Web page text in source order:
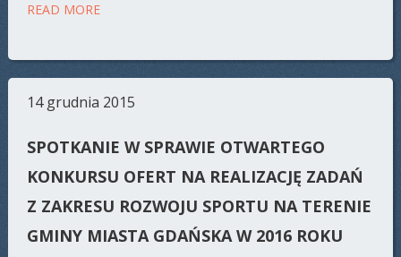
READ MORE
14 grudnia 2015
SPOTKANIE W SPRAWIE OTWARTEGO
KONKURSU OFERT NA REALIZACJĘ ZADAŃ
Z ZAKRESU ROZWOJU SPORTU NA TERENIE
GMINY MIASTA GDAŃSKA W 2016 ROKU